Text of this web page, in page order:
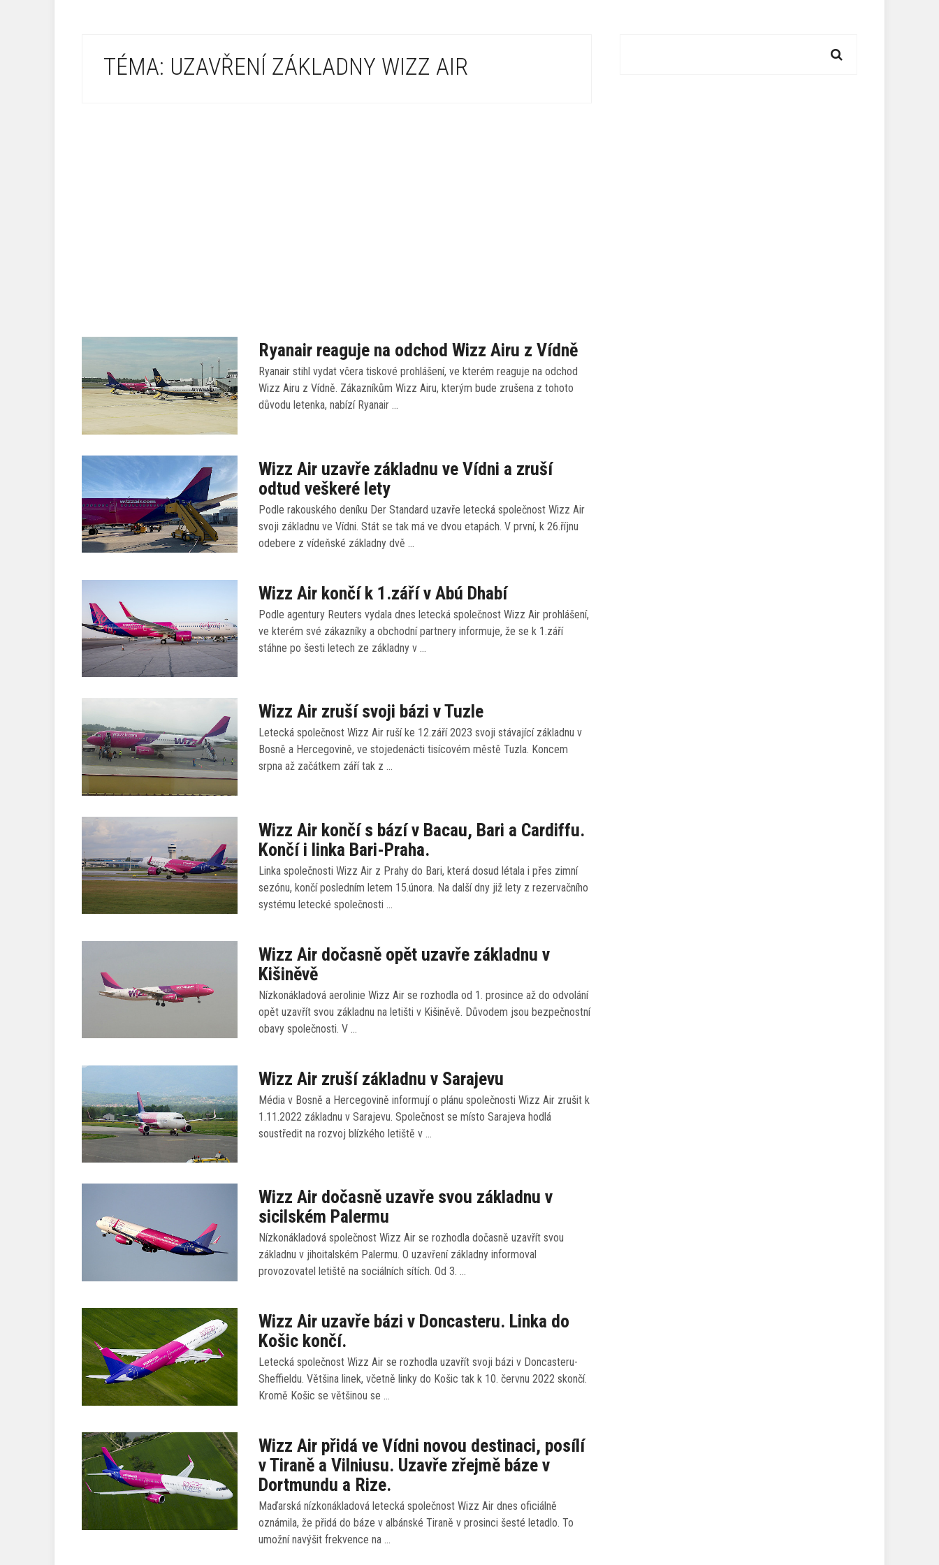
TÉMA: UZAVŘENÍ ZÁKLADNY WIZZ AIR
Ryanair reaguje na odchod Wizz Airu z Vídně
Ryanair stihl vydat včera tiskové prohlášení, ve kterém reaguje na odchod
Wizz Airu z Vídně. Zákazníkům Wizz Airu, kterým bude zrušena z tohoto
důvodu letenka, nabízí Ryanair …
Wizz Air uzavře základnu ve Vídni a zruší
odtud veškeré lety
Podle rakouského deníku Der Standard uzavře letecká společnost Wizz Air
svoji základnu ve Vídni. Stát se tak má ve dvou etapách. V první, k 26.říjnu
odebere z vídeňské základny dvě …
Wizz Air končí k 1.září v Abú Dhabí
Podle agentury Reuters vydala dnes letecká společnost Wizz Air prohlášení,
ve kterém své zákazníky a obchodní partnery informuje, že se k 1.září
stáhne po šesti letech ze základny v …
Wizz Air zruší svoji bázi v Tuzle
Letecká společnost Wizz Air ruší ke 12.září 2023 svoji stávající základnu v
Bosně a Hercegovině, ve stojedenácti tisícovém městě Tuzla. Koncem
srpna až začátkem září tak z …
Wizz Air končí s bází v Bacau, Bari a Cardiffu.
Končí i linka Bari-Praha.
Linka společnosti Wizz Air z Prahy do Bari, která dosud létala i přes zimní
sezónu, končí posledním letem 15.února. Na další dny již lety z rezervačního
systému letecké společnosti …
Wizz Air dočasně opět uzavře základnu v
Kišiněvě
Nízkonákladová aerolinie Wizz Air se rozhodla od 1. prosince až do odvolání
opět uzavřít svou základnu na letišti v Kišiněvě. Důvodem jsou bezpečnostní
obavy společnosti. V …
Wizz Air zruší základnu v Sarajevu
Média v Bosně a Hercegovině informují o plánu společnosti Wizz Air zrušit k
1.11.2022 základnu v Sarajevu. Společnost se místo Sarajeva hodlá
soustředit na rozvoj blízkého letiště v …
Wizz Air dočasně uzavře svou základnu v
sicilském Palermu
Nízkonákladová společnost Wizz Air se rozhodla dočasně uzavřít svou
základnu v jihoitalském Palermu. O uzavření základny informoval
provozovatel letiště na sociálních sítích. Od 3. …
Wizz Air uzavře bázi v Doncasteru. Linka do
Košic končí.
Letecká společnost Wizz Air se rozhodla uzavřít svoji bázi v Doncasteru-
Sheffieldu. Většina linek, včetně linky do Košic tak k 10. červnu 2022 skončí.
Kromě Košic se většinou se …
Wizz Air přidá ve Vídni novou destinaci, posílí
v Tiraně a Vilniusu. Uzavře zřejmě báze v
Dortmundu a Rize.
Maďarská nízkonákladová letecká společnost Wizz Air dnes oficiálně
oznámila, že přidá do báze v albánské Tiraně v prosinci šesté letadlo. To
umožní navýšit frekvence na …